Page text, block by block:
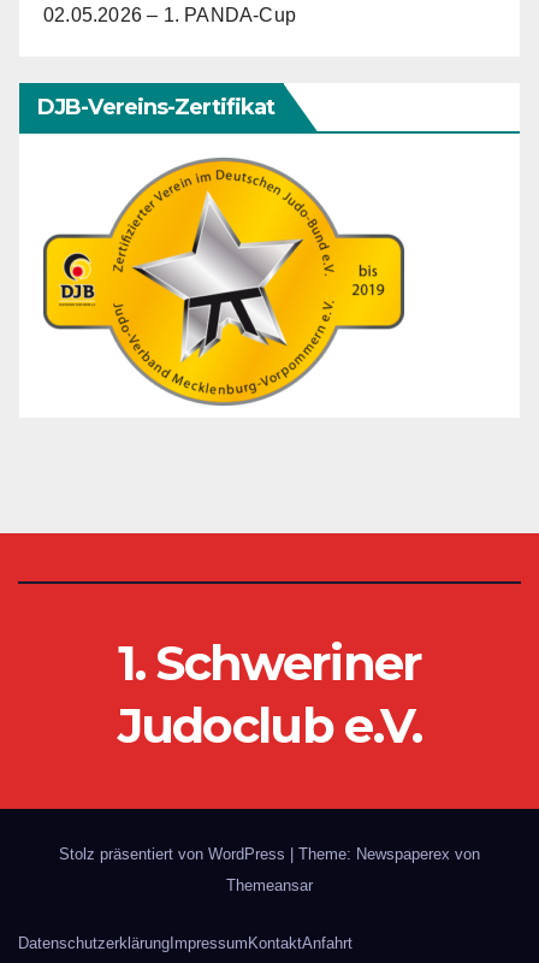
02.05.2026 – 1. PANDA-Cup
DJB-Vereins-Zertifikat
1. Schweriner
Judoclub e.V.
Stolz präsentiert von WordPress
Theme: Newspaperex von
Themeansar
Datenschutzerklärung Impressum KontaktAnfahrt